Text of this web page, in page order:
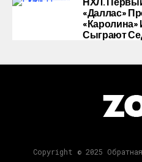
«Даллас»
«Каролина»
Сыграют
Copyright © 2025